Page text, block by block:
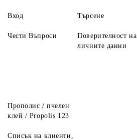
Вход
Чести Въпроси
Търсене
Поверителност на
личните данни
Прополис / пчелен
клей / Propolis 123
Списък на клиенти,